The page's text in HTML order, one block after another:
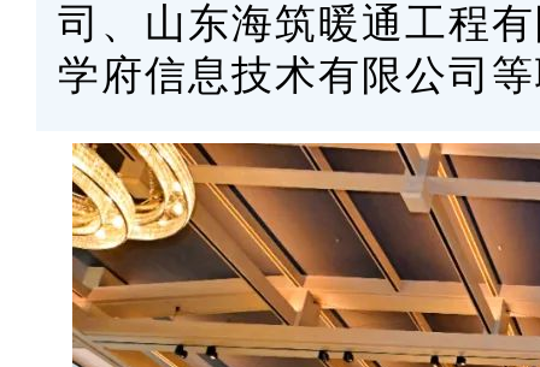
司、山东海筑暖通工程
学府信息技术有限公司